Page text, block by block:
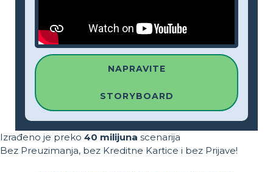
NAPRAVITE
STORYBOARD
Izrađeno je preko 40 milijuna scenarija
Bez Preuzimanja, bez Kreditne Kartice i bez Prijave!